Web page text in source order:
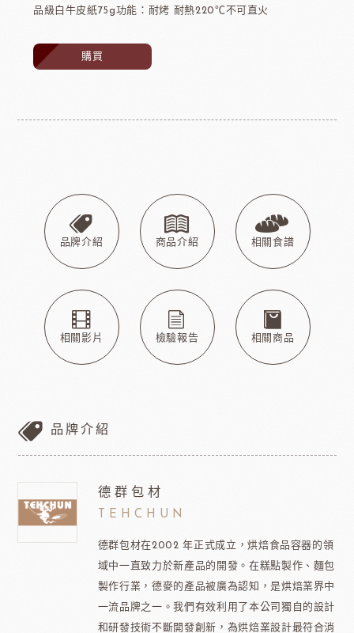
品級白牛皮紙75g功能：耐烤 耐熱220℃不可直火
購買
品牌介紹 商品介紹 相關食譜
相關影片 檢驗報告 相關商品
品牌介紹
德群包材
TEHCHUN
德群包材在2002 年正式成立，烘焙食品容器的領
域中一直致力於新產品的開發。在糕點製作、麵包
製作行業，德麥的產品被廣為認知，是烘焙業界中
一流品牌之一。我們有效利用了本公司獨自的設計
和研發技術不斷開發創新，為烘焙業設計最符合消